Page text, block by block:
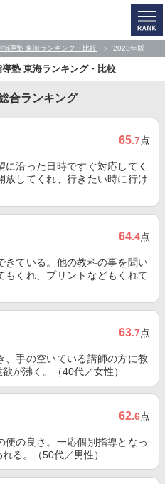
導塾 東海ランキング・比較 2023年版
導塾 東海ランキング・比較
合ランキング
65.7点
沿った日時ですぐ対応してく
放してくれ、行きたい時に行け
64.4点
きている。他の教科の事を聞い
もくれ、プリントなどもくれて
63.7点
、手の空いている講師の方に教
が沸く。（40代／女性）
62.6点
の良さ。一応個別指導となっ
る。（50代／男性）